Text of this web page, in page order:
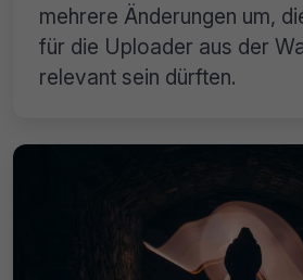
mehrere Änderungen um,
für die Uploader aus der
relevant sein dürften.